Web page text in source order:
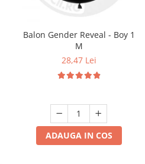
Balon Gender Reveal - Boy 1
M
28,47 Lei
ADAUGA IN COS